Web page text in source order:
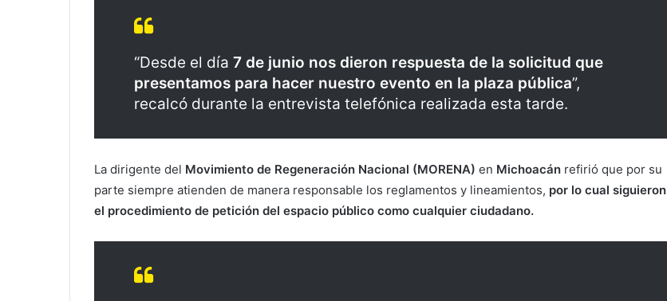
“Desde el día 7 de junio nos dieron respuesta de la solicitud que
presentamos para hacer nuestro evento en la plaza pública”,
recalcó durante la entrevista telefónica realizada esta tarde.
La dirigente del Movimiento de Regeneración Nacional (MORENA) en Michoacán refirió que por su
parte siempre atienden de manera responsable los reglamentos y lineamientos, por lo cual siguieron
el procedimiento de petición del espacio público como cualquier ciudadano.